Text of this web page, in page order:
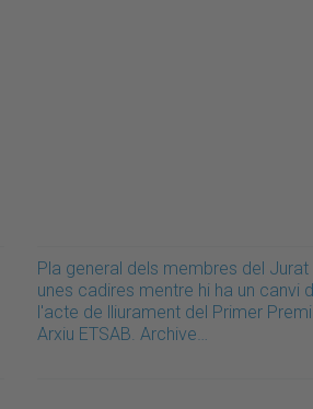
Pla general dels membres del
unes cadires mentre hi ha un canvi
l'acte de lliurament del Primer
Arxiu ETSAB. Archive…